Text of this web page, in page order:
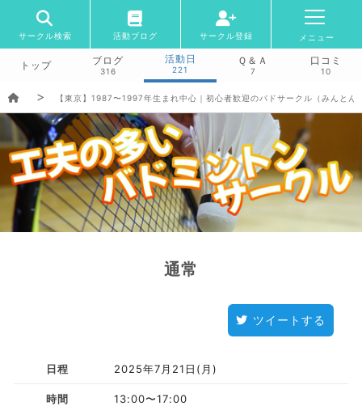
サークル検索 活動ブログ サークル登録 メニュー
トップ ブログ
316
活動日
221
Ｑ＆Ａ
7
口コミ
10
【東京】1987〜1997年生まれ中心｜初心者歓迎のバドサークル（みんとん
通常
ツイートする
日程 2025年7月21日(月)
時間 13:00〜17:00